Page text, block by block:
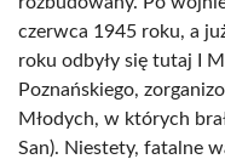
czerwca 1945 roku, a
roku odbyły się tutaj I
Poznańskiego,
Młodych, w których
San). Niestety, fatalne